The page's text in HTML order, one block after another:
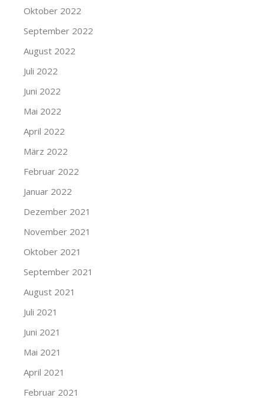
Oktober 2022
September 2022
August 2022
Juli 2022
Juni 2022
Mai 2022
April 2022
März 2022
Februar 2022
Januar 2022
Dezember 2021
November 2021
Oktober 2021
September 2021
August 2021
Juli 2021
Juni 2021
Mai 2021
April 2021
Februar 2021